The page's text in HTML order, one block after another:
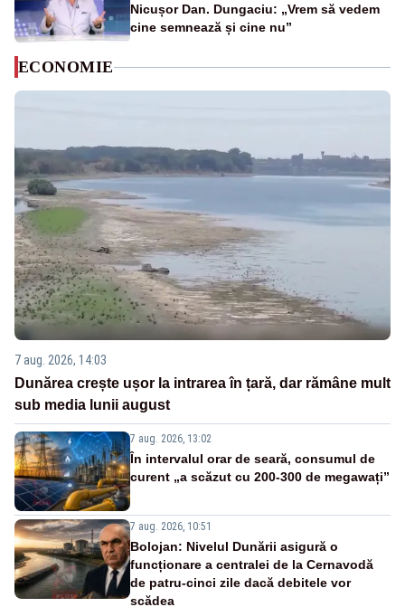
Nicușor Dan. Dungaciu: „Vrem să vedem
cine semnează și cine nu”
ECONOMIE
7 aug. 2026, 14:03
Dunărea crește ușor la intrarea în țară, dar rămâne mult
sub media lunii august
7 aug. 2026, 13:02
În intervalul orar de seară, consumul de
curent „a scăzut cu 200-300 de megawați”
7 aug. 2026, 10:51
Bolojan: Nivelul Dunării asigură o
funcționare a centralei de la Cernavodă
de patru-cinci zile dacă debitele vor
scădea